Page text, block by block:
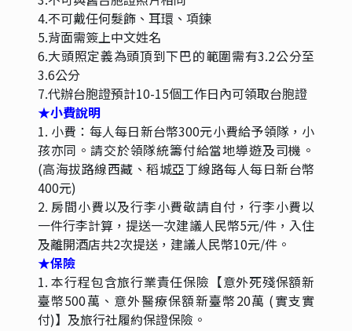
單人房差
NT$14,800
否
否
注意事項
**如遇航空公司冬、夏令航班時間更新時，實際航
班時間，請以說明會資料為主**
**航空公司隨時會有提前開票通知，報名付訂時，
敬請提供正確護照英文姓名以利開票**
**團體機票一經開出則無法辦理退票，故若旅客取
消時，訂金將無法退回，且機票一經開立則無退票